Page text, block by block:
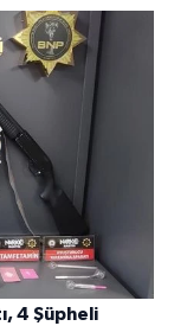
4 Şüpheli